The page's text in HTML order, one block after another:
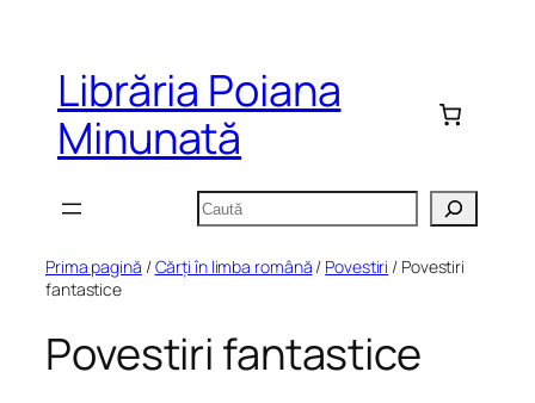
conținutLibrăria Poiana
Minunată
Caută
Prima pagină /Cărți în limba română / Povestiri / Povestiri
fantastice
Povestiri fantastice